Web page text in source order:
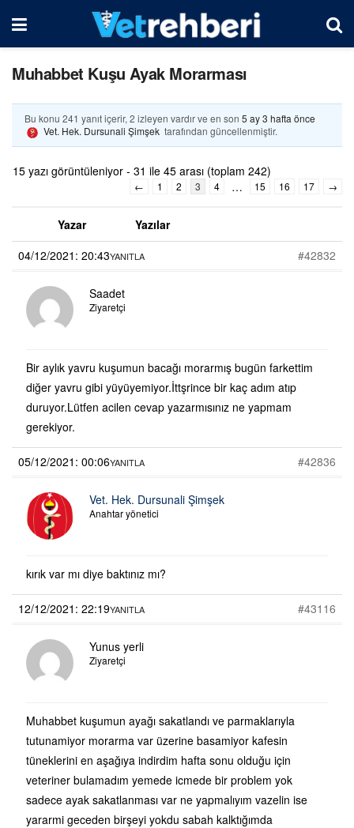
Muhabbet Kuşu Ayak Morarması
Bu konu 241 yanıt içerir, 2 izleyen vardır ve en son 5 ay 3 hafta önce
Vet. Hek. Dursunali Şimşek tarafından güncellenmiştir.
15 yazı görüntüleniyor - 31 ile 45 arası (toplam 242)
← 1 2 3 4 … 15 16 17 →
Yazar
Yazılar
04/12/2021: 20:43
#42832
YANITLA
Saadet
Ziyaretçi
Bir aylık yavru kuşumun bacağı morarmış bugün farkettim
diğer yavru gibi yüyüyemiyor.İttşrince bir kaç adım atıp
duruyor.Lütfen acilen cevap yazarmısınız ne yapmam
gerekiyor.
05/12/2021: 00:06 #42836
YANITLA
Vet. Hek. Dursunali Şimşek
Anahtar yönetici
kırık var mı diye baktınız mı?
12/12/2021: 22:19 #43116
YANITLA
Yunus yerli
Ziyaretçi
Muhabbet kuşumun ayağı sakatlandı ve parmaklarıyla
tutunamiyor morarma var üzerine basamiyor kafesin
tüneklerini en aşağıya indirdim hafta sonu olduğu için
veteriner bulamadım yemede icmede bir problem yok
sadece ayak sakatlanması var ne yapmalıyım vazelin ise
yararmi geceden birşeyi yokdu sabah kalktığımda